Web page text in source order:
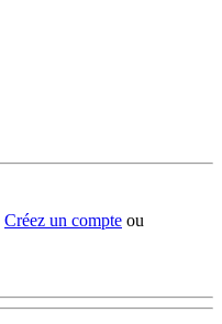
Créez un compte ou